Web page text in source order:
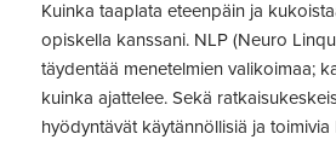
Kuinka taaplata eteenpäin ja
opiskella kanssani. NLP (Neuro
täydentää menetelmien valikoimaa;
kuinka ajattelee. Sekä
hyödyntävät käytännöllisiä ja